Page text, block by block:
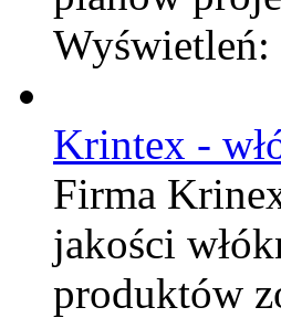
Krintex -
Firma
jakości
produktów